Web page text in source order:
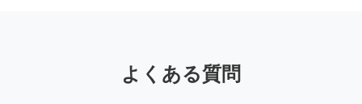
よくある質問